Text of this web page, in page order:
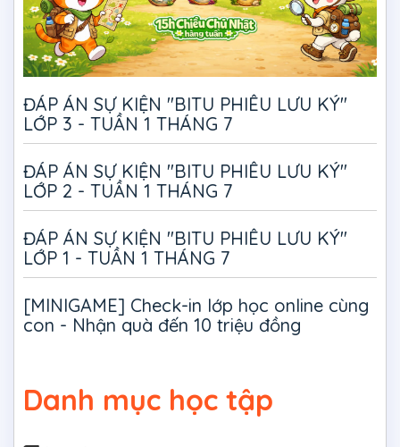
ĐÁP ÁN SỰ KIỆN "BITU PHIÊU LƯU KÝ"
LỚP 3 - TUẦN 1 THÁNG 7
ĐÁP ÁN SỰ KIỆN "BITU PHIÊU LƯU KÝ"
LỚP 2 - TUẦN 1 THÁNG 7
ĐÁP ÁN SỰ KIỆN "BITU PHIÊU LƯU KÝ"
LỚP 1 - TUẦN 1 THÁNG 7
[MINIGAME] Check-in lớp học online cùng
con - Nhận quà đến 10 triệu đồng
Danh mục học tập